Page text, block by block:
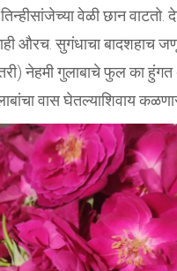
वेळी छान वाटतो.
औरच. सुगंधाचा बादशहाच
नेहमी गुलाबाचे फुल का
वास घेतल्याशिवाय कळणार